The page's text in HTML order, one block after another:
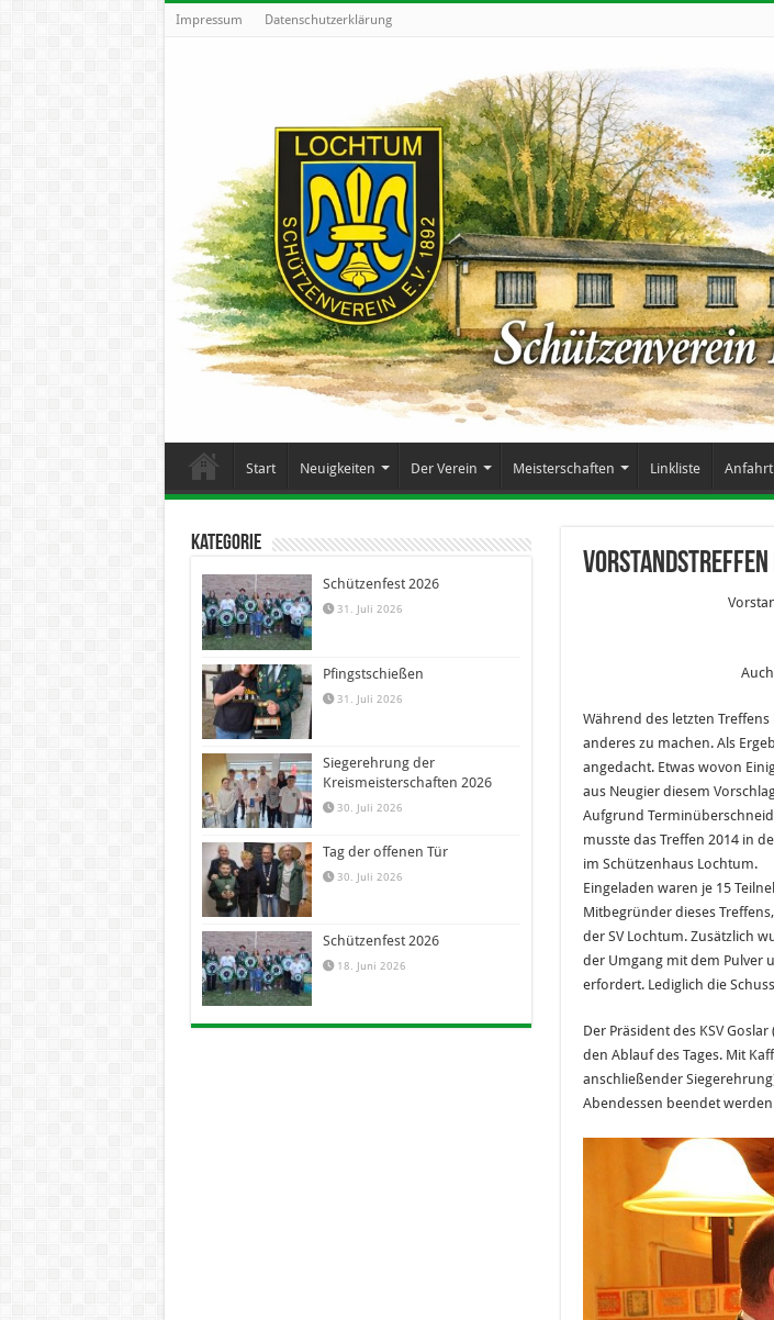
Impressum Datenschutzerklärung
Start Neuigkeiten Der Verein Meisterschaften Linkliste Anfahrt
Vorstandstreffen
Während des letzten
anderes zu machen. Als
angedacht. Etwas wovon
aus Neugier diesem
Aufgrund
musste das Treffen 2014 in
im Schützenhaus Lochtum.
Eingeladen waren je 15
Mitbegründer dieses
der SV Lochtum. Zusätzlich
der Umgang mit dem Pulver
erfordert. Lediglich die
Der Präsident des KSV
den Ablauf des Tages. Mit
anschließender
Abendessen beendet
Kategorie
Schützenfest 2026
31. Juli 2026
Pfingstschießen
31. Juli 2026
Siegerehrung der
Kreismeisterschaften 2026
30. Juli 2026
Tag der offenen Tür
30. Juli 2026
Schützenfest 2026
18. Juni 2026